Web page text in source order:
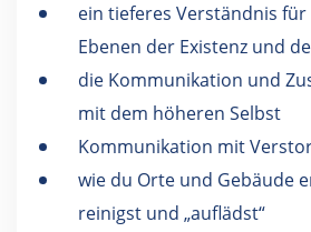
ein tieferes Verständnis für
Ebenen der Existenz und
die Kommunikation und
mit dem höheren Selbst
Kommunikation mit
wie du Orte und Gebäude
reinigst und „auflädst“